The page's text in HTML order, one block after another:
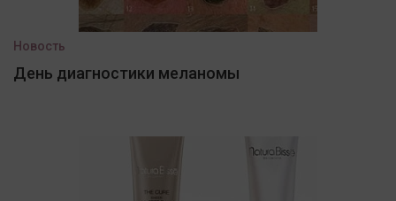
Новость
День диагностики меланомы